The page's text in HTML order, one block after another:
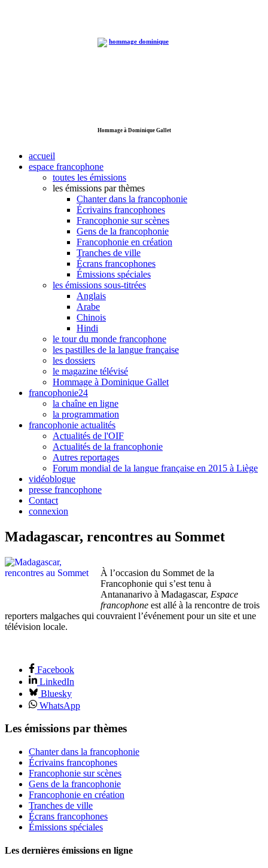
Hommage à Dominique Gallet
accueil
espace francophone
toutes les émissions
les émissions par thèmes
Chanter dans la francophonie
Écrivains francophones
Francophonie sur scènes
Gens de la francophonie
Francophonie en création
Tranches de ville
Écrans francophones
Émissions spéciales
les émissions sous-titrées
Anglais
Arabe
Chinois
Hindi
le tour du monde francophone
les pastilles de la langue française
les dossiers
le magazine télévisé
Hommage à Dominique Gallet
francophonie24
la chaîne en ligne
la programmation
francophonie actualités
Actualités de l'OIF
Actualités de la francophonie
Autres reportages
Forum mondial de la langue française en 2015 à Liège
vidéoblogue
presse francophone
Contact
connexion
Madagascar, rencontres au Sommet
À l’occasion du Sommet de la
Francophonie qui s’est tenu à
Antananarivo à Madagascar, Espace
francophone est allé à la rencontre de trois
reporters malgaches qui couvraient l’événement pour un site et une
télévision locale.
Facebook
LinkedIn
Bluesky
WhatsApp
Les émissions par thèmes
Chanter dans la francophonie
Écrivains francophones
Francophonie sur scènes
Gens de la francophonie
Francophonie en création
Tranches de ville
Écrans francophones
Émissions spéciales
Les dernières émissions en ligne